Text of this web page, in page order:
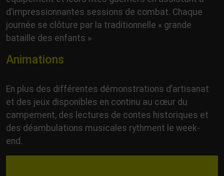
d’impressionnantes sessions de combat. Chaque
journée se clôture par la traditionnelle « grande
bataille des enfants »
Animations
En plus des différentes démonstrations d’artisanat
et des jeux disponibles en continu au cœur du
campement, des lectures de contes historiques et
des déambulations musicales rythment le week-
end.